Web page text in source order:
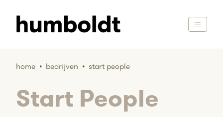
home • bedrijven • start people
Start People